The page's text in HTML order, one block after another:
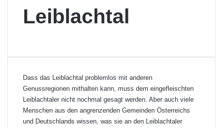
Leiblachtal
Dass das Leiblachtal problemlos mit anderen
Genussregionen mithalten kann, muss dem eingefleischten
Leiblachtaler nicht nochmal gesagt werden. Aber auch viele
Menschen aus den angrenzenden Gemeinden Österreichs
und Deutschlands wissen, was sie an den Leiblachtaler